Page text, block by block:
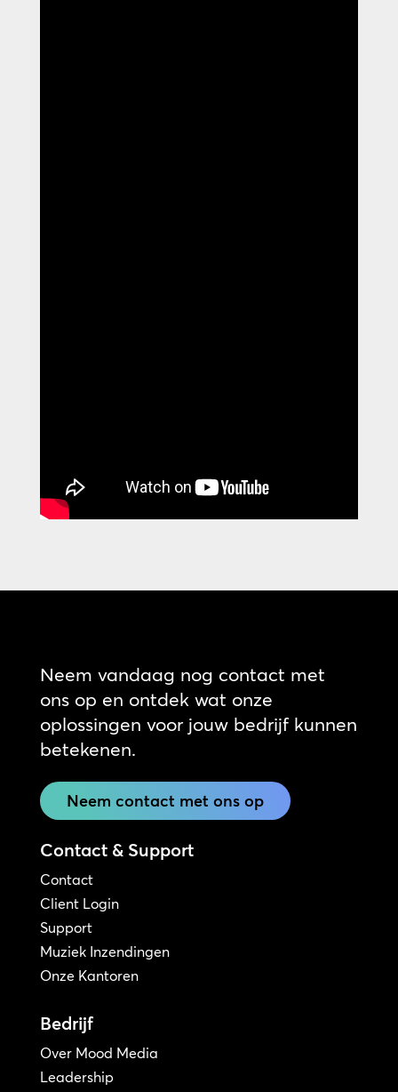
Neem vandaag nog contact met
ons op en ontdek wat onze
oplossingen voor jouw bedrijf kunnen
betekenen.
Neem contact met ons op
Contact & Support
Contact
Client Login
Support
Muziek Inzendingen
Onze Kantoren
Bedrijf
Over Mood Media
Leadership